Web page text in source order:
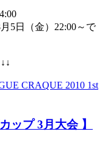
5日（金）22:00～で
CRAQUE 2010 1st
ップ 3月大会 】